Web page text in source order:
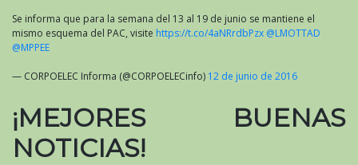
Se informa que para la semana del 13 al 19 de junio se mantiene el
mismo esquema del PAC, visite https://t.co/4aNRrdbPzx @LMOTTAD
@MPPEE
— CORPOELEC Informa (@CORPOELECinfo) 12 de junio de 2016
¡MEJORES BUENAS
NOTICIAS!